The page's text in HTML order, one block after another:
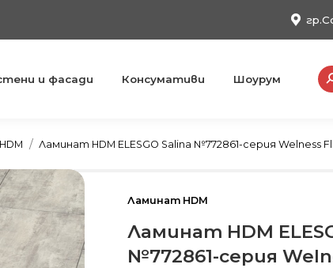
и фасади Консумативи Шоурум
You are here:
Ламинат HDM ELESGO Salina №772861-серия Welness
Ламинат HDM
Ламинат HDM
№772861-серия